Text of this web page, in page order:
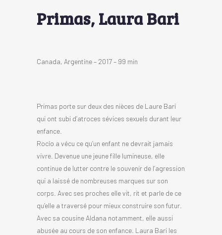
Primas, Laura Bari
Canada, Argentine – 2017 – 99 min
Primas porte sur deux des nièces de Laure Bari
qui ont subi d’atroces sévices sexuels durant leur
enfance.
Rocío a vécu ce qu’un enfant ne devrait jamais
vivre. Devenue une jeune fille lumineuse, elle
continue de lutter contre le souvenir de l’agression
qui a laissé de nombreuses marques sur son
corps. Avec ses proches elle vit, rit et parle de ce
qu’elle a traversé pour mieux construire son futur.
Avec sa cousine Aldana notamment, elle aussi
abusée au cours de son enfance. Laura Bari les